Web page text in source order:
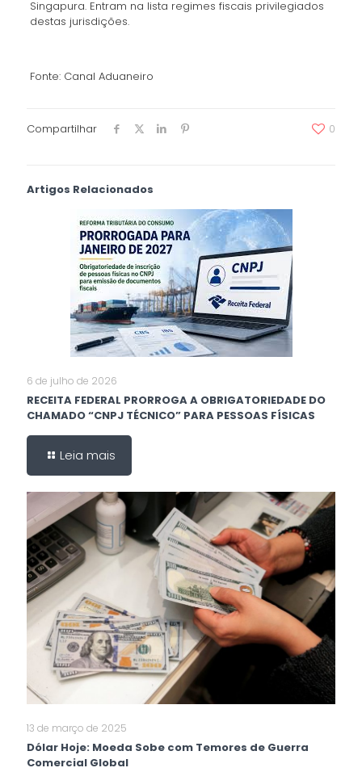
Singapura. Entram na lista regimes fiscais privilegiados
destas jurisdições.
Fonte: Canal Aduaneiro
Compartilhar 0
Artigos Relacionados
6 de julho de 2026
RECEITA FEDERAL PRORROGA A OBRIGATORIEDADE DO
CHAMADO “CNPJ TÉCNICO” PARA PESSOAS FÍSICAS
Leia mais
13 de março de 2025
Dólar Hoje: Moeda Sobe com Temores de Guerra
Comercial Global